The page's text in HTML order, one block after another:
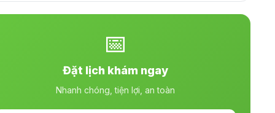
📅
Đặt lịch khám ngay
Nhanh chóng, tiện lợi, an toàn